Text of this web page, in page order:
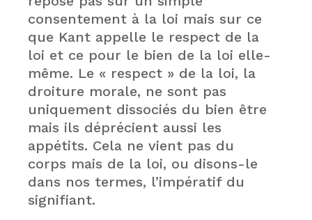
consentement à la loi mais sur ce
que Kant appelle le respect de la
loi et ce pour le bien de la loi elle-
même. Le « respect » de la loi, la
droiture morale, ne sont pas
uniquement dissociés du bien être
mais ils déprécient aussi les
appétits. Cela ne vient pas du
corps mais de la loi, ou disons-le
dans nos termes, l’impératif du
signifiant.